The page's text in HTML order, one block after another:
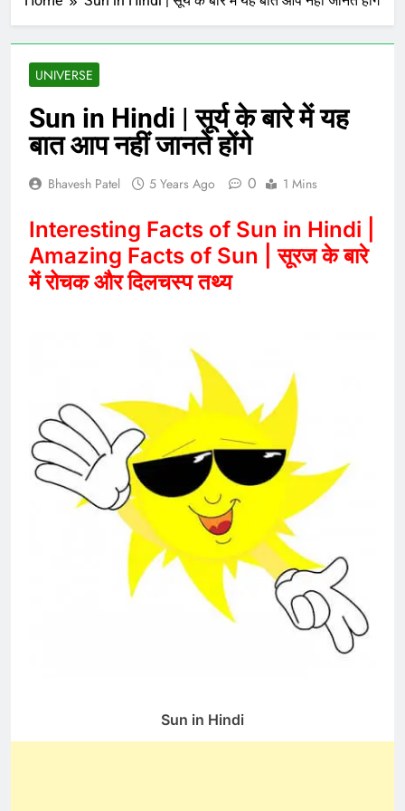
UNIVERSE
Sun in Hindi | सूर्य के बारे में यह
बात आप नहीं जानते होंगे
Bhavesh Patel 5 Years Ago 0 1 Mins
Interesting Facts of Sun in Hindi |
Amazing Facts of Sun | सूरज के बारे
में रोचक और दिलचस्प तथ्य
Sun in Hindi